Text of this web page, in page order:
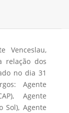
Venceslau,
relação dos
no dia 31
Agente
Agente
Sol), Agente